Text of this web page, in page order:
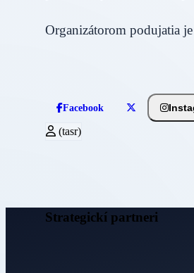
Organizátorom podujatia
Facebook
(tasr)
Strategickí partneri